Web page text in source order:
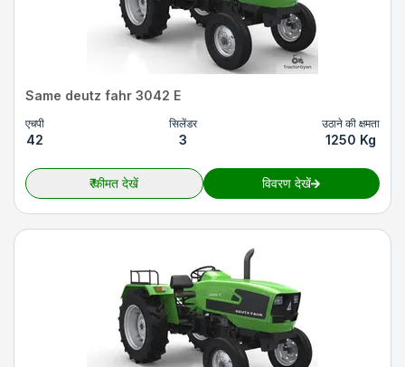
Same deutz fahr 3042 E
एचपी
42
सिलेंडर
3
उठाने की क्षमता
1250 Kg
₹कीमत देखें विवरण देखें